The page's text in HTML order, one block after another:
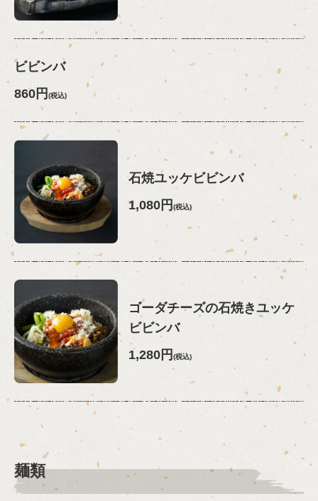
ビビンバ
860円 (税込)
石焼ユッケビビンバ
1,080円(税込)
ゴーダチーズの石焼きユッケ
ビビンバ
1,280円(税込)
麺類